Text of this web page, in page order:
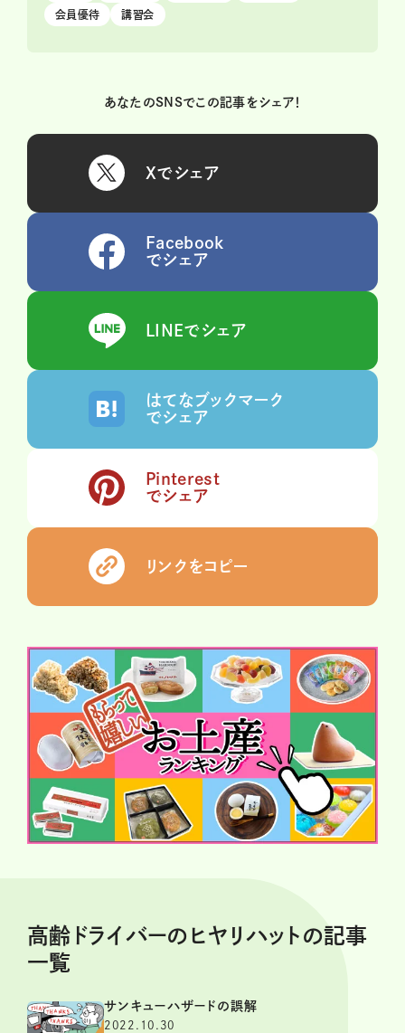
会員優待 講習会
あなたのSNSでこの記事をシェア！
Xでシェア
Facebook
でシェア
LINEでシェア
はてなブックマーク
でシェア
Pinterest
でシェア
リンクをコピー
高齢ドライバーのヒヤリハットの記事
一覧
サンキューハザードの誤解
2022.10.30